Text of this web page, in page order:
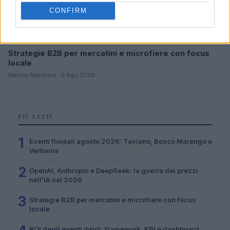
CONFIRM
Strategie B2B per mercatini e microfiere con focus
locale
Martina Marchesi · 2 Ago 2026
PIÙ LETTI
1
Eventi floreali agosto 2026: Taviano, Bosco Marengo e
Verbania
2 OpenAI, Anthropic e DeepSeek: la guerra dei prezzi
nell’IA nel 2026
3 Strategie B2B per mercatini e microfiere con focus
locale